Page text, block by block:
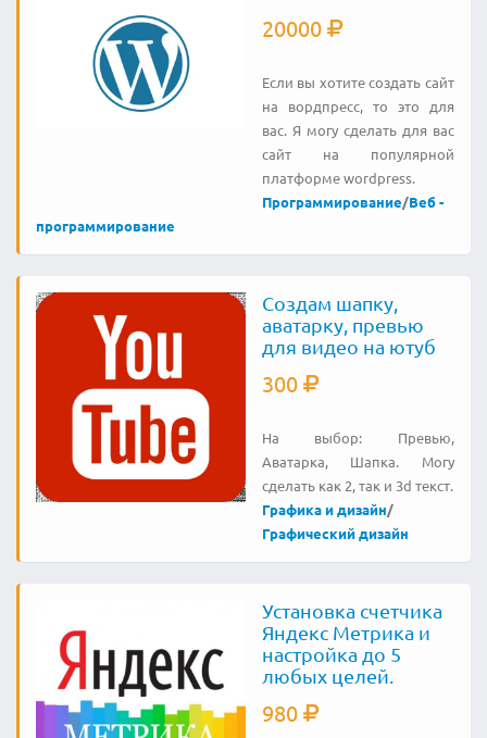
20000
Если вы хотите создать сайт
на вордпресс, то это для
вас. Я могу сделать для вас
сайт на популярной
платформе wordpress.
Программирование/Веб -
программирование
Создам шапку,
аватарку, превью
для видео на ютуб
300
На выбор: Превью,
Аватарка, Шапка. Могу
сделать как 2, так и 3d текст.
Графика и дизайн/
Графический дизайн
Установка счетчика
Яндекс Метрика и
настройка до 5
любых целей.
980